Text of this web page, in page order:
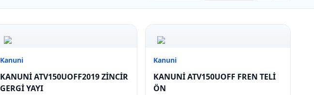
Kanuni
KANUNİ ATV150UOFF2019 ZİNCİR
GERGİ YAYI
Kanuni
KANUNİ ATV150UOFF FREN TELİ
ÖN